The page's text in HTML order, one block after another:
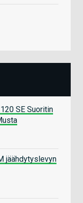
SE Suoritin
jäähdytyslevyn